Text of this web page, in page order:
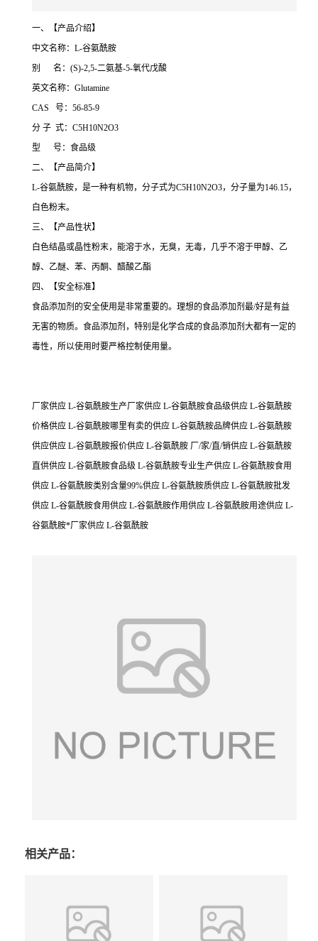
一、【产品介绍】
中文名称：L-谷氨酰胺
别 名：(S)-2,5-二氨基-5-氧代戊酸
英文名称：Glutamine
CAS 号：56-85-9
分 子 式：C5H10N2O3
型 号：食品级
二、【产品简介】
L-谷氨酰胺，是一种有机物，分子式为C5H10N2O3，分子量为146.15，
白色粉末。
三、【产品性状】
白色结晶或晶性粉末，能溶于水，无臭，无毒，几乎不溶于甲醇、乙
醇、乙醚、苯、丙酮、醋酸乙酯
四、【安全标准】
食品添加剂的安全使用是非常重要的。理想的食品添加剂最/好是有益
无害的物质。食品添加剂，特别是化学合成的食品添加剂大都有一定的
毒性，所以使用时要严格控制使用量。
厂家供应 L-谷氨酰胺生产厂家供应 L-谷氨酰胺食品级供应 L-谷氨酰胺
价格供应 L-谷氨酰胺哪里有卖的供应 L-谷氨酰胺品牌供应 L-谷氨酰胺
供应供应 L-谷氨酰胺报价供应 L-谷氨酰胺 厂/家/直/销供应 L-谷氨酰胺
直供供应 L-谷氨酰胺食品级 L-谷氨酰胺专业生产供应 L-谷氨酰胺食用
供应 L-谷氨酰胺类别含量99%供应 L-谷氨酰胺质供应 L-谷氨酰胺批发
供应 L-谷氨酰胺食用供应 L-谷氨酰胺作用供应 L-谷氨酰胺用途供应 L-
谷氨酰胺*厂家供应 L-谷氨酰胺
相关产品：